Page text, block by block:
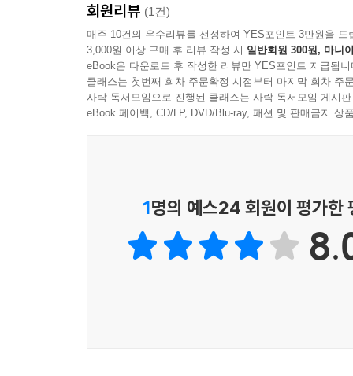
회원리뷰 (1건)
매주 10건의 우수리뷰를 선정하여 YES포인트 3만원을 드
3,000원 이상 구매 후 리뷰 작성 시 일반회원 300원, 마니
eBook은 다운로드 후 작성한 리뷰만 YES포인트 지급됩니
클래스는 첫번째 회차 주문확정 시점부터 마지막 회차 주
사락 독서모임으로 진행된 클래스는 사락 독서모임 게시
eBook 페이백, CD/LP, DVD/Blu-ray, 패션 및 판매금지 상
1명의 예스24 회원이 평가한